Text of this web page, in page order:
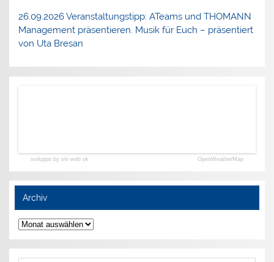
26.09.2026 Veranstaltungstipp: ATeams und THOMANN
Management präsentieren. Musik für Euch – präsentiert
von Uta Bresan
sviluppo by siti web ok OpenWeatherMap
Archiv
Archiv